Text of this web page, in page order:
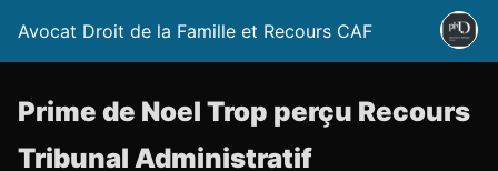
Avocat Droit de la Famille et Recours CAF
Prime de Noel Trop perçu Recours
Tribunal Administratif